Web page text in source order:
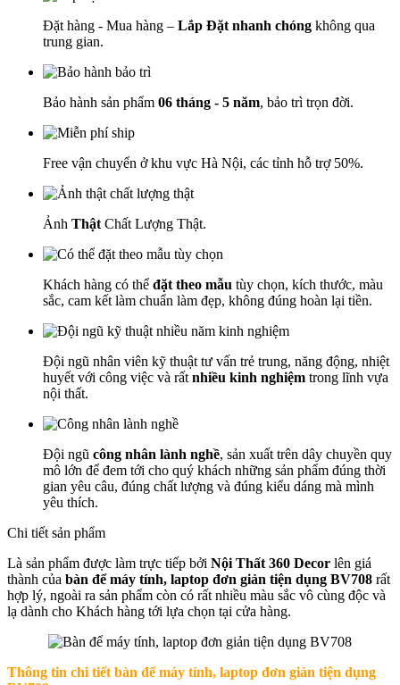
Đặt hàng - Mua hàng – Lắp Đặt nhanh chóng không qua
trung gian.
Bảo hành sản phẩm 06 tháng - 5 năm, bảo trì trọn đời.
Free vận chuyển ở khu vực Hà Nội, các tỉnh hỗ trợ 50%.
Ảnh Thật Chất Lượng Thật.
Khách hàng có thể đặt theo mẫu tùy chọn, kích thước, màu
sắc, cam kết làm chuẩn làm đẹp, không đúng hoàn lại tiền.
Đội ngũ nhân viên kỹ thuật tư vấn trẻ trung, năng động, nhiệt
huyết với công việc và rất nhiều kinh nghiệm trong lĩnh vựa
nội thất.
Đội ngũ công nhân lành nghề, sản xuất trên dây chuyền quy
mô lớn để đem tới cho quý khách những sản phẩm đúng thời
gian yêu câu, đúng chất lượng và đúng kiểu dáng mà mình
yêu thích.
Chi tiết sản phẩm
Là sản phẩm được làm trực tiếp bởi Nội Thất 360 Decor lên giá
thành của bàn để máy tính, laptop đơn giản tiện dụng BV708 rất
hợp lý, ngoài ra sản phẩm còn có rất nhiều màu sắc vô cùng độc và
lạ dành cho Khách hàng tới lựa chọn tại cửa hàng.
Thông tin chi tiết bàn để máy tính, laptop đơn giản tiện dụng